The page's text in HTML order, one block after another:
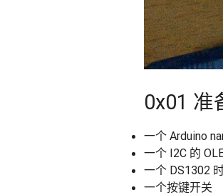
0x01 准
一个 Arduino
一个 I2C 的
一个 DS1302
一个按键开关